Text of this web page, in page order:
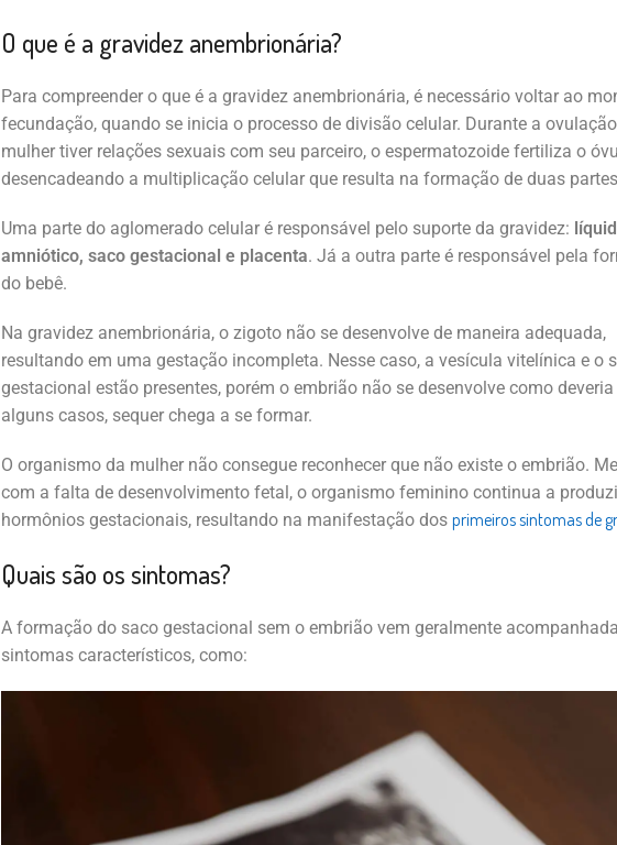
O que é a gravidez anembrionária?
Para compreender o que é a gravidez anembrionária, é necessário voltar ao
fecundação, quando se inicia o processo de divisão celular. Durante a
mulher tiver relações sexuais com seu parceiro, o espermatozoide fertiliza o
desencadeando a multiplicação celular que resulta na formação de duas
Uma parte do aglomerado celular é responsável pelo suporte da gravidez:
amniótico, saco gestacional e placenta. Já a outra parte é responsável pela
do bebê.
Na gravidez anembrionária, o zigoto não se desenvolve de maneira adequada,
resultando em uma gestação incompleta. Nesse caso, a vesícula vitelínica e o
gestacional estão presentes, porém o embrião não se desenvolve como deveria
alguns casos, sequer chega a se formar.
O organismo da mulher não consegue reconhecer que não existe o embrião.
com a falta de desenvolvimento fetal, o organismo feminino continua a
hormônios gestacionais, resultando na manifestação dos primeiros sintomas de
Quais são os sintomas?
A formação do saco gestacional sem o embrião vem geralmente
sintomas característicos, como: